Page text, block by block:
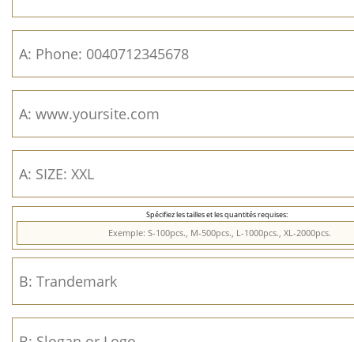
Spécifiez les tailles et les quantités requises: